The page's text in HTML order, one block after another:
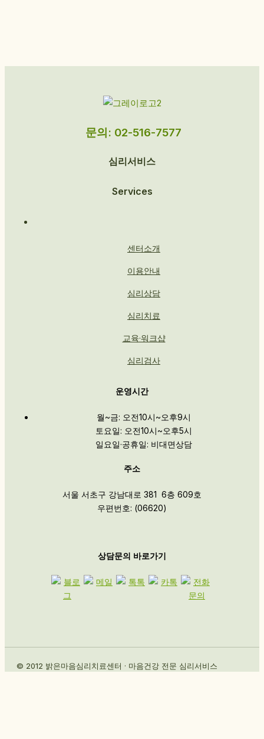
문의: 02-516-7577
심리서비스
Services
센터소개
이용안내
심리상담
심리치료
교육·워크샵
심리검사
운영시간
월~금: 오전10시~오후9시
토요일: 오전10시~오후5시
일요일·공휴일: 비대면상담
주소
서울 서초구 강남대로 381 6층 609호
우편번호: (06620)
상담문의 바로가기
© 2012 밝은마음심리치료센터 · 마음건강 전문 심리서비스